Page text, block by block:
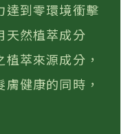
達到零環境衝擊
天然植萃成分
萃來源成分，
健康的同時，